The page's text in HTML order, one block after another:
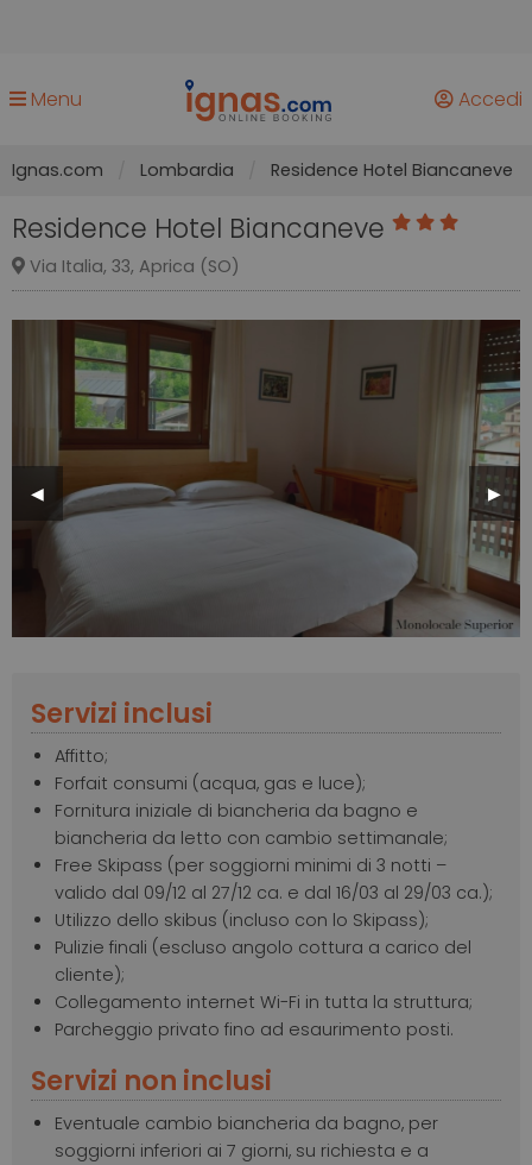
Menu Accedi
Ignas.com Lombardia Residence Hotel Biancaneve
Residence Hotel Biancaneve
Via Italia, 33, Aprica (SO)
Previous
Slide
◀︎ Next
Slide
▶︎
Servizi inclusi
Affitto;
Forfait consumi (acqua, gas e luce);
Fornitura iniziale di biancheria da bagno e
biancheria da letto con cambio settimanale;
Free Skipass (per soggiorni minimi di 3 notti –
valido dal 09/12 al 27/12 ca. e dal 16/03 al 29/03 ca.);
Utilizzo dello skibus (incluso con lo Skipass);
Pulizie finali (escluso angolo cottura a carico del
cliente);
Collegamento internet Wi-Fi in tutta la struttura;
Parcheggio privato fino ad esaurimento posti.
Servizi non inclusi
Eventuale cambio biancheria da bagno, per
soggiorni inferiori ai 7 giorni, su richiesta e a